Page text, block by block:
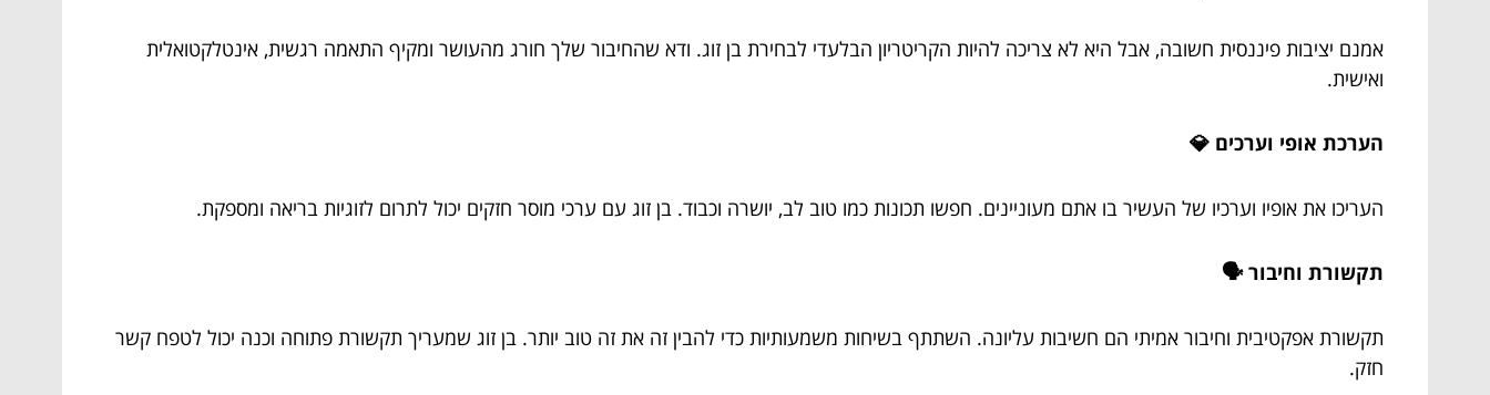
אמנם יציבות פיננסית חשובה, אבל היא לא צריכה להיות הקריטריון הבלעדי לבחירת בן זוג. ודא שהחיבור שלך חורג מהעושר ומקיף התאמה רגשית, אינטלקטואלית
ואישית.
הערכת אופי וערכים 💎
העריכו את אופיו וערכיו של העשיר בו אתם מעוניינים. חפשו תכונות כמו טוב לב, יושרה וכבוד. בן זוג עם ערכי מוסר חזקים יכול לתרום לזוגיות בריאה ומספקת.
תקשורת וחיבור 🗣️
תקשורת אפקטיבית וחיבור אמיתי הם חשיבות עליונה. השתתף בשיחות משמעותיות כדי להבין זה את זה טוב יותר. בן זוג שמעריך תקשורת פתוחה וכנה יכול לטפח קשר
חזק.